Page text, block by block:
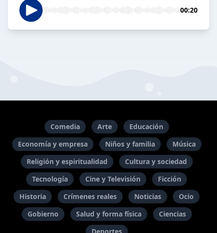
00:20
Comedia Arte
Educación
Economía y empresa
Niños y familia
Música
Religión y espiritualidad
Cultura y sociedad
Tecnología
Cine y Televisión
Ficción
Historia
Crímenes reales Noticias
Ocio
Gobierno
Salud y forma física
Ciencias